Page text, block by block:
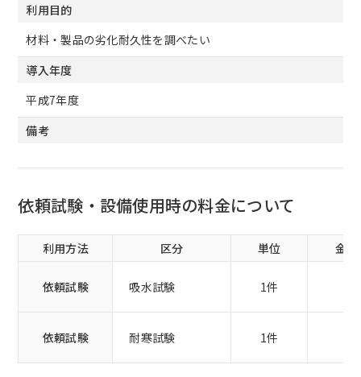
利用目的
材料・製品の劣化耐久性を調べたい
導入年度
平成7年度
備考
依頼試験・設備使用時の料金について
利用方法 区分 単位 金
依頼試験 吸水試験 1件
依頼試験 耐寒試験 1件